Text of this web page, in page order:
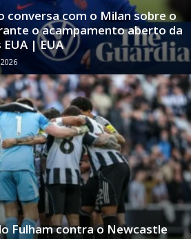
com o Milan sobre o
o acampamento aberto da
| EUA
Fulham contra o Newcastle